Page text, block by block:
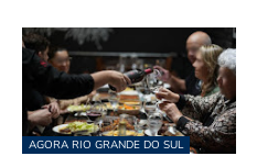
AGORA RIO GRANDE DO SUL